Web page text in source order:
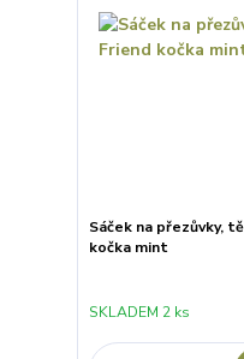
Sáček na přezůvky,
kočka mint
SKLADEM 2 ks